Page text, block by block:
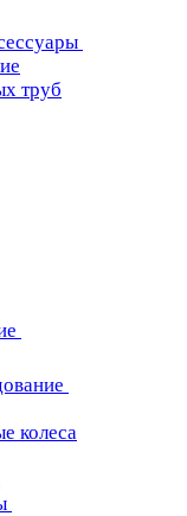
труб
колеса